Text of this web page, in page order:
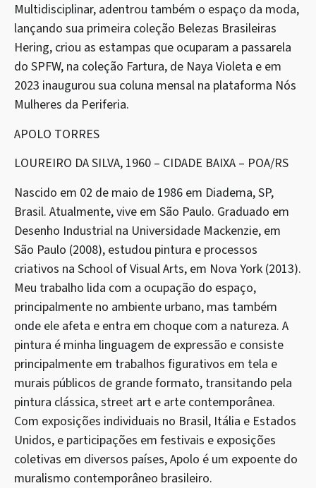
Multidisciplinar, adentrou também o espaço da moda,
lançando sua primeira coleção Belezas Brasileiras
Hering, criou as estampas que ocuparam a passarela
do SPFW, na coleção Fartura, de Naya Violeta e em
2023 inaugurou sua coluna mensal na plataforma Nós
Mulheres da Periferia.
APOLO TORRES
LOUREIRO DA SILVA, 1960 – CIDADE BAIXA – POA/RS
Nascido em 02 de maio de 1986 em Diadema, SP,
Brasil. Atualmente, vive em São Paulo. Graduado em
Desenho Industrial na Universidade Mackenzie, em
São Paulo (2008), estudou pintura e processos
criativos na School of Visual Arts, em Nova York (2013).
Meu trabalho lida com a ocupação do espaço,
principalmente no ambiente urbano, mas também
onde ele afeta e entra em choque com a natureza. A
pintura é minha linguagem de expressão e consiste
principalmente em trabalhos figurativos em tela e
murais públicos de grande formato, transitando pela
pintura clássica, street art e arte contemporânea.
Com exposições individuais no Brasil, Itália e Estados
Unidos, e participações em festivais e exposições
coletivas em diversos países, Apolo é um expoente do
muralismo contemporâneo brasileiro.